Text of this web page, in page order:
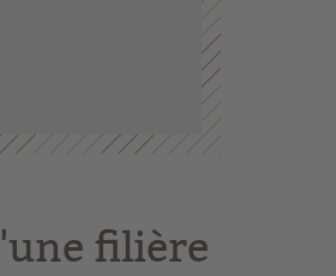
filière